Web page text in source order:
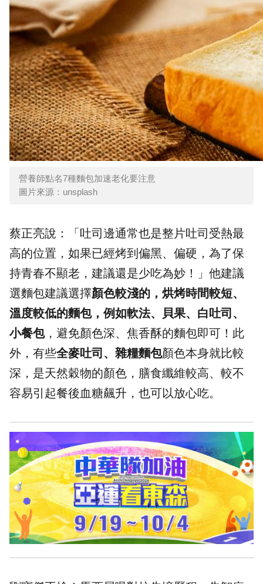
營養師點名7種麵包加速老化要注意
圖片來源：unsplash
蔡正亮說：「吐司邊通常也是整片吐司受熱最
高的位置，如果已經烤到偏黑、偏硬，為了保
持青春不顯老，建議還是少吃為妙！」他建議
選麵包建議選擇顏色較淺的，烘烤時間較短、
溫度較低的麵包，例如軟法、貝果、白吐司、
小餐包，避免顏色深、焦香酥的麵包即可！此
外，有些全麥吐司、雜糧麵包顏色本身就比較
深，是天然穀物的顏色，膳食纖維較高、較不
容易引起餐後血糖飆升，也可以放心吃。